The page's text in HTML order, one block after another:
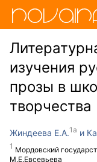
изучения
прозы в
Жиндеева Е.А.
Мордовский
М.Е.Евсевьева